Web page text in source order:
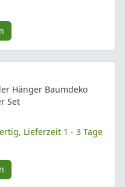
Hänger Baumdeko
Set
Lieferzeit 1 - 3 Tage